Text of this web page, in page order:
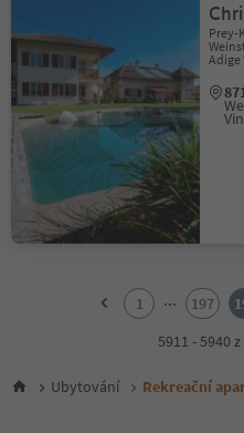
Prey-
Adige
6
1 ... 197
5911 - 5940
Ubytování Rekreační